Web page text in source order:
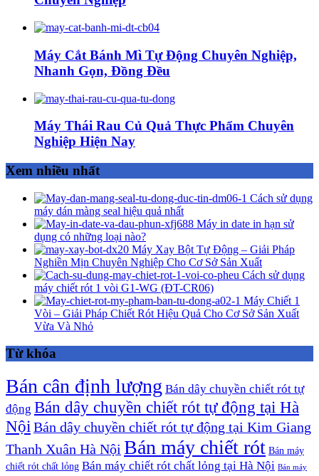
Máy Cắt Bánh Mì Tự Động Chuyên Nghiệp,
Nhanh Gọn, Đồng Đều
Máy Thái Rau Củ Quả Thực Phẩm Chuyên
Nghiệp Hiện Nay
Xem nhiều nhất
Cách sử dụng
máy dán màng seal hiệu quả nhất
Máy in date in hạn sử
dụng có những loại nào?
Máy Xay Bột Tự Động – Giải Pháp
Nghiền Mịn Chuyên Nghiệp Cho Cơ Sở Sản Xuất
Cách sử dụng
máy chiết rót 1 vòi G1-WG (ĐT-CR06)
Máy Chiết 1
Vòi – Giải Pháp Chiết Rót Hiệu Quả Cho Cơ Sở Sản Xuất
Vừa Và Nhỏ
Từ khóa
Bán cân định lượng Bán dây chuyền chiết rót tự
động Bán dây chuyền chiết rót tự động tại Hà
Nội Bán dây chuyền chiết rót tự động tại Kim Giang
Thanh Xuân Hà Nội Bán máy chiết rót Bán máy
chiết rót chất lỏng Bán máy chiết rót chất lỏng tại Hà Nội Bán máy